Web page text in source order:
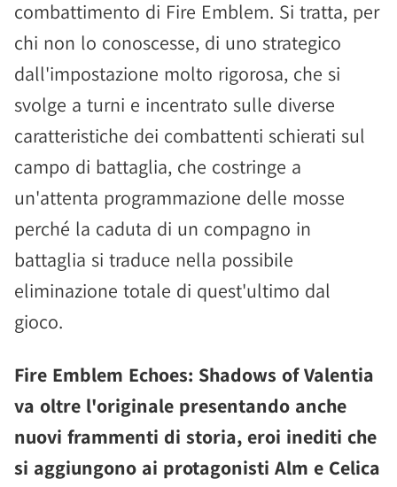
combattimento di Fire Emblem. Si tratta, per
chi non lo conoscesse, di uno strategico
dall'impostazione molto rigorosa, che si
svolge a turni e incentrato sulle diverse
caratteristiche dei combattenti schierati sul
campo di battaglia, che costringe a
un'attenta programmazione delle mosse
perché la caduta di un compagno in
battaglia si traduce nella possibile
eliminazione totale di quest'ultimo dal
gioco.
Fire Emblem Echoes: Shadows of Valentia
va oltre l'originale presentando anche
nuovi frammenti di storia, eroi inediti che
si aggiungono ai protagonisti Alm e Celica